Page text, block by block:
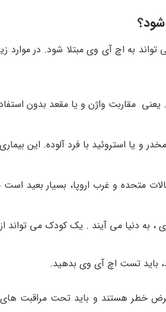
به اچ آی وی مبتلا شود. در موارد
مقاربت واژن و یا مقعد بدون
و یا استروئید با فرد آلوده. این
متحده و غرب اروپا، بسیار
، به دنیا می آیند . یک کودک می تواند
باید تست اچ آی وی بدهید.
خطر هستند و باید تحت مراقبت های